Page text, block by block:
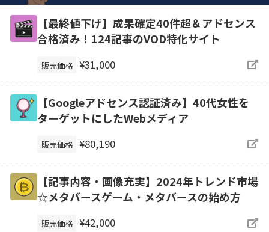
【最終値下げ】成果確定40件超＆アドセンス
合格済み！124記事のVOD特化サイト
販売価格 ¥31,000
【Googleアドセンス認証済み】40代女性を
ターゲットにしたWebメディア
販売価格 ¥80,190
【記事内容・画像充実】2024年トレンド市場
☆メタバースゲーム・メタバースの始め方
販売価格 ¥42,000